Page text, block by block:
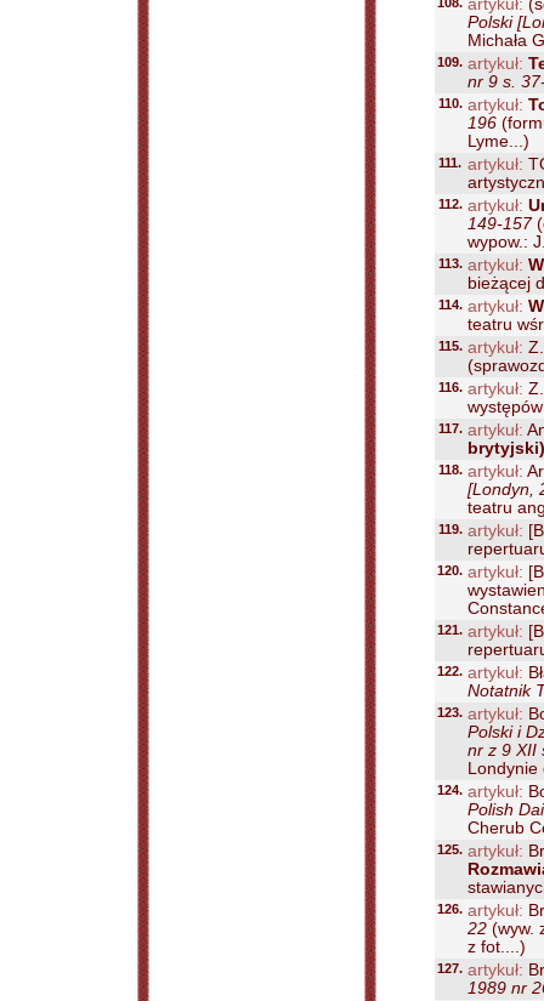
artykuł:
Polski
Michała
109. artykuł:
nr 9 s.
110. artykuł:
196
Lyme...)
111. artykuł:
112. artykuł:
149-157
wypow.:
113. artykuł:
bieżącej
114. artykuł:
teatru
115. artykuł:
116. artykuł:
117. artykuł:
brytyjski)
118. artykuł:
[Londyn,
teatru
119. artykuł:
120. artykuł:
121. artykuł:
122. artykuł:
Notatnik
123. artykuł:
Polski i
nr z 9 XII
Londynie
124. artykuł:
Polish
Cherub
125. artykuł:
126. artykuł:
22 (wyw.
z fot....)
127. artykuł:
1989 nr